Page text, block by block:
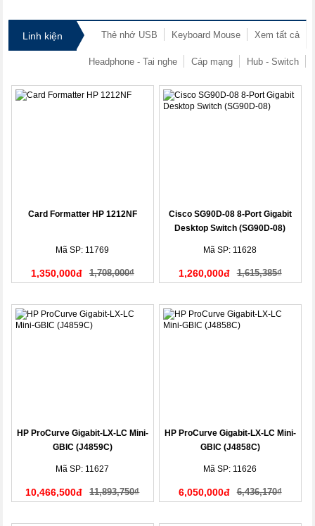
Linh kiện Xem tất cả
Keyboard Mouse
Thẻ nhớ USB
Hub - Switch
Cáp mạng
Headphone - Tai nghe
Card Formatter HP 1212NF
Mã SP: 11769
1,350,000đ 1,708,000₫
Cisco SG90D-08 8-Port Gigabit
Desktop Switch (SG90D-08)
Mã SP: 11628
1,260,000đ 1,615,385₫
HP ProCurve Gigabit-LX-LC Mini-
GBIC (J4859C)
Mã SP: 11627
10,466,500đ 11,893,750₫
HP ProCurve Gigabit-LX-LC Mini-
GBIC (J4858C)
Mã SP: 11626
6,050,000đ 6,436,170₫